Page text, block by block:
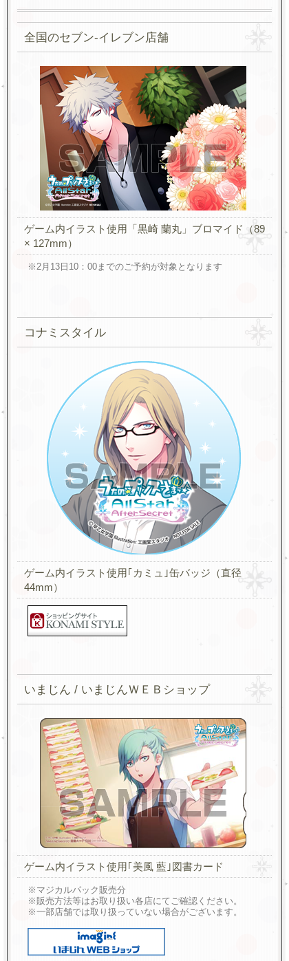
全国のセブン-イレブン店舗
ゲーム内イラスト使用「黒崎 蘭丸」ブロマイド（89
× 127mm）
※2月13日10：00までのご予約が対象となります
コナミスタイル
ゲーム内イラスト使用｢カミュ｣缶バッジ（直径
44mm）
いまじん / いまじんＷＥＢショップ
ゲーム内イラスト使用｢美風 藍｣図書カード
※マジカルパック販売分
※販売方法等はお取り扱い各店にてご確認ください。
※一部店舗では取り扱っていない場合がございます。